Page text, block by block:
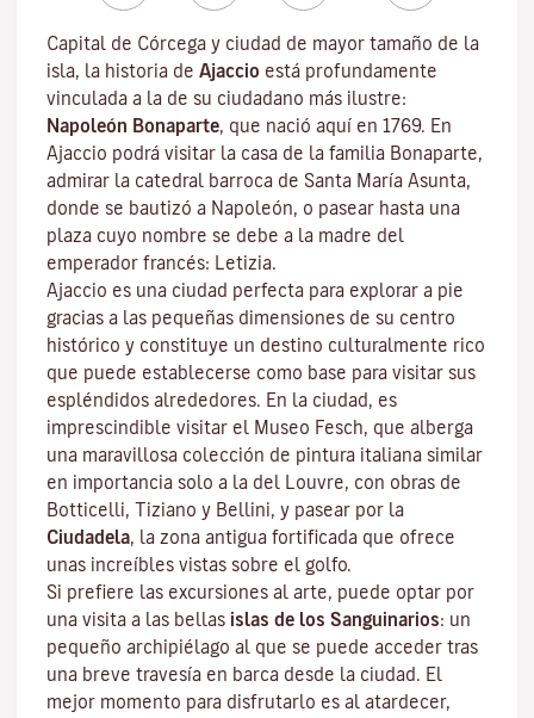
Capital de Córcega y ciudad de mayor tamaño de la
isla, la historia de Ajaccio está profundamente
vinculada a la de su ciudadano más ilustre:
Napoleón Bonaparte, que nació aquí en 1769. En
Ajaccio podrá visitar la casa de la familia Bonaparte,
admirar la catedral barroca de Santa María Asunta,
donde se bautizó a Napoleón, o pasear hasta una
plaza cuyo nombre se debe a la madre del
emperador francés: Letizia.
Ajaccio es una ciudad perfecta para explorar a pie
gracias a las pequeñas dimensiones de su centro
histórico y constituye un destino culturalmente rico
que puede establecerse como base para visitar sus
espléndidos alrededores. En la ciudad, es
imprescindible visitar el Museo Fesch, que alberga
una maravillosa colección de pintura italiana similar
en importancia solo a la del Louvre, con obras de
Botticelli, Tiziano y Bellini, y pasear por la
Ciudadela, la zona antigua fortificada que ofrece
unas increíbles vistas sobre el golfo.
Si prefiere las excursiones al arte, puede optar por
una visita a las bellas islas de los Sanguinarios: un
pequeño archipiélago al que se puede acceder tras
una breve travesía en barca desde la ciudad. El
mejor momento para disfrutarlo es al atardecer,